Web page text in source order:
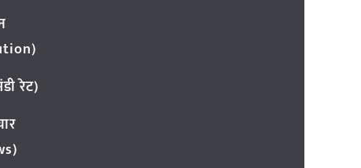
रेट)